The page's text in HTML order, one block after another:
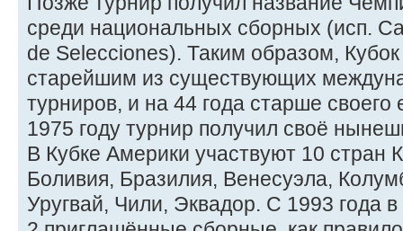
среди национальных сборных (исп.
de Selecciones). Таким образом,
старейшим из существующих
турниров, и на 44 года старше своего
1975 году турнир получил своё
В Кубке Америки участвуют 10
Боливия, Бразилия, Венесуэла,
Уругвай, Чили, Эквадор. С 1993 года